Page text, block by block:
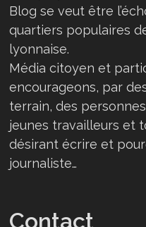
Blog se veut être
quartiers populaires
lyonnaise.
Média citoyen et
encourageons, par
terrain, des
jeunes travailleurs et
désirant écrire et
journaliste…
Contact